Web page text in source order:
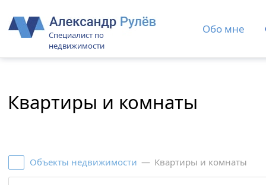
Специалист по
недвижимости
Обо мне
Квартиры и комнаты
Объекты недвижимости — Квартиры и комнаты